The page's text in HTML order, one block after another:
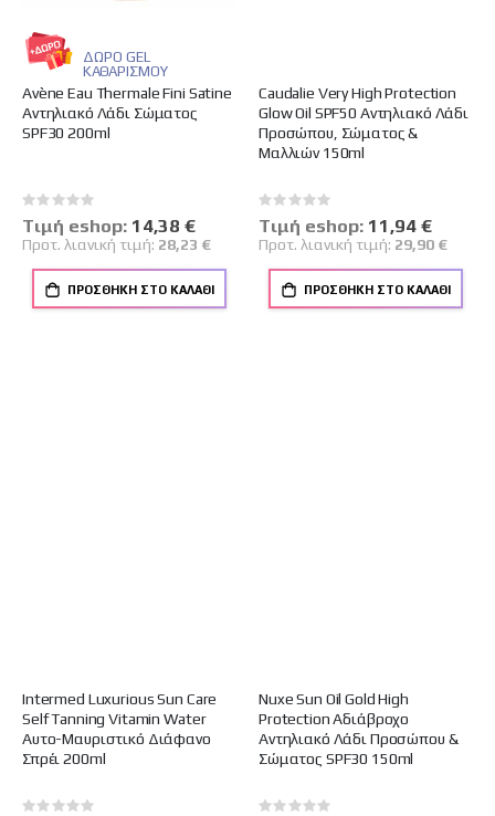
Avène Eau Thermale Fini Satine
Αντηλιακό Λάδι Σώματος
SPF30 200ml
ΔΩΡΟ GEL
ΚΑΘΑΡΙΣΜΟΥ
Rating:
0%
Tιμή eshop: Ειδική
Τιμή
14,38 €
Προτ. λιανική τιμή: 28,23 €
ΠΡΟΣΘΉΚΗ ΣΤΟ ΚΑΛΆΘΙ
Caudalie Very High Protection
Glow Oil SPF50 Αντηλιακό Λάδι
Προσώπου, Σώματος &
Μαλλιών 150ml
Rating:
0%
Tιμή eshop: Ειδική
Τιμή
11,94 €
Προτ. λιανική τιμή: 29,90 €
ΠΡΟΣΘΉΚΗ ΣΤΟ ΚΑΛΆΘΙ
Intermed Luxurious Sun Care
Self Tanning Vitamin Water
Αυτο-Μαυριστικό Διάφανο
Σπρέι 200ml
Rating:
Nuxe Sun Oil Gold High
Protection Αδιάβροχο
Αντηλιακό Λάδι Προσώπου &
Σώματος SPF30 150ml
Rating: